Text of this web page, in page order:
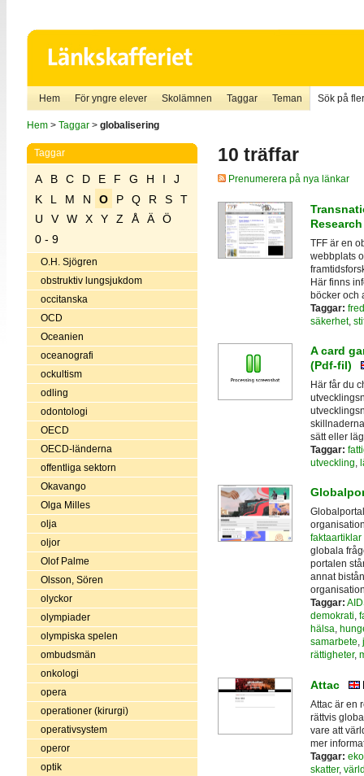
Hem För yngre elever Skolämnen Taggar Teman Sök på
Hem> Taggar> globalisering
Taggar
A B C D E F G H I
J
K
L M N O P Q R S
T
U
V W X Y Z Å Ä
Ö
0 - 9
O.H. Sjögren
obstruktiv lungsjukdom
occitanska
OCD
Oceanien
oceanografi
ockultism
odling
odontologi
OECD
OECD-länderna
offentliga sektorn
Okavango
Olga Milles
olja
oljor
Olof Palme
Olsson, Sören
olyckor
olympiader
olympiska spelen
ombudsmän
onkologi
opera
operationer (kirurgi)
operativsystem
operor
optik
10 träffar
Prenumerera på nya länkar
TFF är en
webbplats
Här finns
böcker och
Taggar:
säkerhet,
A card
(Pdf-fil)
Här får du
sätt eller
Taggar:
utveckling,
globala
portalen
annat
Taggar:
demokrati,
hälsa,
samarbete,
rättigheter,
Attac
Attac är en
rättvis
vare att
mer
Taggar:
skatter,